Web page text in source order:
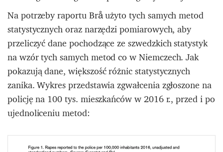
Na potrzeby raportu Brå użyto tych samych metod
statystycznych oraz narzędzi pomiarowych, aby
przeliczyć dane pochodzące ze szwedzkich statystyk
na wzór tych samych metod co w Niemczech. Jak
pokazują dane, większość różnic statystycznych
zanika. Wykres przedstawia zgwałcenia zgłoszone na
policję na 100 tys. mieszkańców w 2016 r., przed i po
ujednoliceniu metod: